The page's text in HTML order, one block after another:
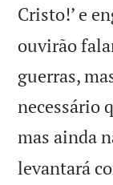
Cristo!’ e
ouvirão
guerras,
necessário
mas ainda
levantará